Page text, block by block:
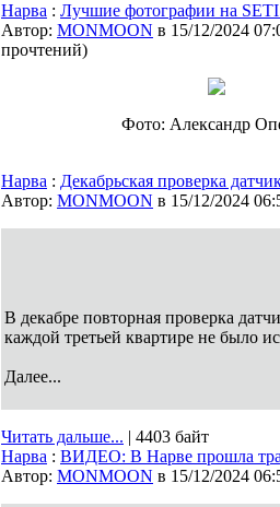
Нарва : Лучшие фотографии на
Автор: MONMOON в 15/12/2024
прочтений)
Фото: Александр
Нарва : Декабрьская проверка
Автор: MONMOON в 15/12/2024
В декабре повторная проверка
каждой третьей квартире не было
Далее...
Читать дальше... | 4403 байт
Нарва : ВИДЕО: В Нарве прошла
Автор: MONMOON в 15/12/2024